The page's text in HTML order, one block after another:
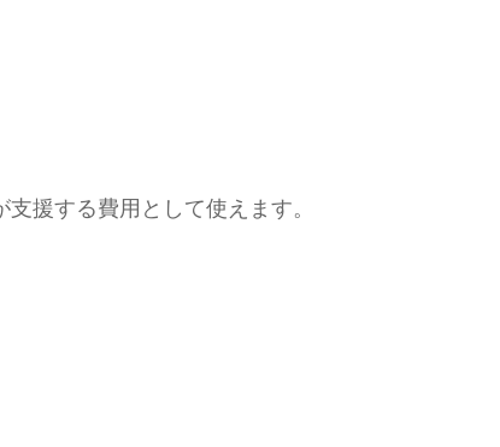
援する費用として使えます。